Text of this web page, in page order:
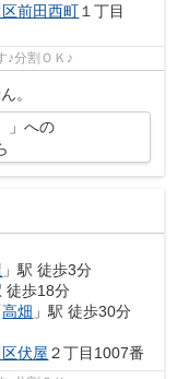
前田西町 １丁目
♪分割ＯＫ♪
。
」への
」駅 徒歩3分
徒歩18分
高畑 」駅 徒歩30分
伏屋 ２丁目1007番